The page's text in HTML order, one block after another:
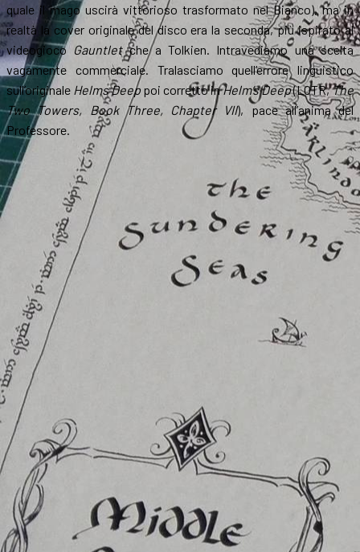
quale il mago uscirà vittorioso trasformato nel Bianco), ma in
realtà la cover originale del disco era la seconda, più ispirato al
videogioco Gauntletche a Tolkien. Intravediamo una scelta
vagamente commerciale. Tralasciamo quell’errore linguistico
sull’originale Helms Deep poi corretto inHelm’s Deep(LOTR,The
Two Towers, Book Three, Chapter VII), pace all’anima del
Professore.